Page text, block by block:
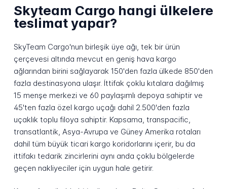
Skyteam Cargo hangi ülkelere
teslimat yapar?
SkyTeam Cargo'nun birleşik üye ağı, tek bir ürün
çerçevesi altında mevcut en geniş hava kargo
ağlarından birini sağlayarak 150'den fazla ülkede 850'den
fazla destinasyona ulaşır. İttifak çoklu kıtalara dağılmış
15 menşe merkezi ve 60 paylaşımlı depoya sahiptir ve
45'ten fazla özel kargo uçağı dahil 2.500'den fazla
uçaklık toplu filoya sahiptir. Kapsama, transpacific,
transatlantik, Asya-Avrupa ve Güney Amerika rotaları
dahil tüm büyük ticari kargo koridorlarını içerir, bu da
ittifakı tedarik zincirlerini aynı anda çoklu bölgelerde
geçen nakliyeciler için uygun hale getirir.